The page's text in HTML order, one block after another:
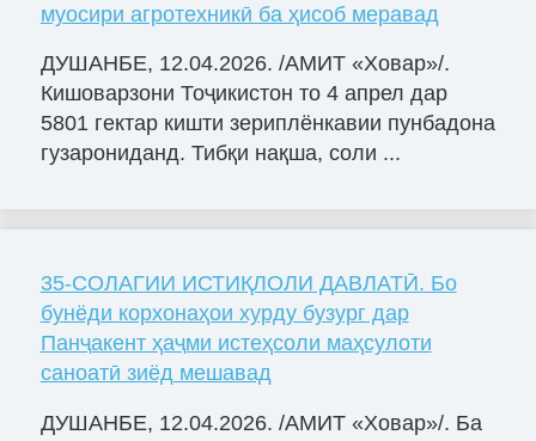
муосири агротехникӣ ба ҳисоб меравад
ДУШАНБЕ, 12.04.2026. /АМИТ «Ховар»/.
Кишоварзони Тоҷикистон то 4 апрел дар
5801 гектар кишти зериплёнкавии пунбадона
гузарониданд. Тибқи нақша, соли ...
35-СОЛАГИИ ИСТИҚЛОЛИ ДАВЛАТӢ. Бо
бунёди корхонаҳои хурду бузург дар
Панҷакент ҳаҷми истеҳсоли маҳсулоти
саноатӣ зиёд мешавад
ДУШАНБЕ, 12.04.2026. /АМИТ «Ховар»/. Ба